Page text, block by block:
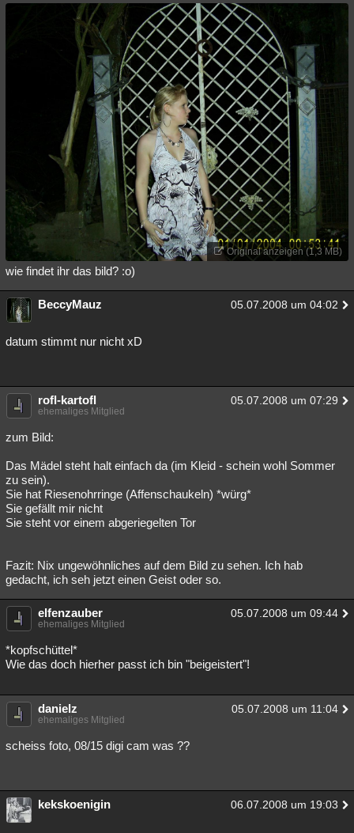
Original anzeigen (1,3 MB)
wie findet ihr das bild? :o)
BeccyMauz 05.07.2008 um 04:02
datum stimmt nur nicht xD
rofl-kartofl 05.07.2008 um 07:29
ehemaliges Mitglied
zum Bild:
Das Mädel steht halt einfach da (im Kleid - schein wohl Sommer
zu sein).
Sie hat Riesenohrringe (Affenschaukeln) *würg*
Sie gefällt mir nicht
Sie steht vor einem abgeriegelten Tor
Fazit: Nix ungewöhnliches auf dem Bild zu sehen. Ich hab
gedacht, ich seh jetzt einen Geist oder so.
elfenzauber 05.07.2008 um 09:44
ehemaliges Mitglied
*kopfschüttel*
Wie das doch hierher passt ich bin "beigeistert"!
danielz 05.07.2008 um 11:04
ehemaliges Mitglied
scheiss foto, 08/15 digi cam was ??
kekskoenigin 06.07.2008 um 19:03